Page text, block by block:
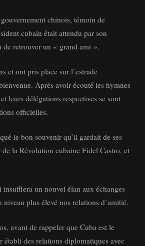
chinois, témoin de
cubain était attendu par son
retrouver un « grand ami ».
et ont pris place sur l’estrade
Après avoir écouté les hymnes
leurs délégations respectives se sont
officielles.
le bon souvenir qu’il gardait de ses
de la Révolution cubaine Fidel Castro, et
un nouvel élan aux échanges
plus élevé nos relations d’amitié.
avant de rappeler que Cuba est le
établi des relations diplomatiques avec